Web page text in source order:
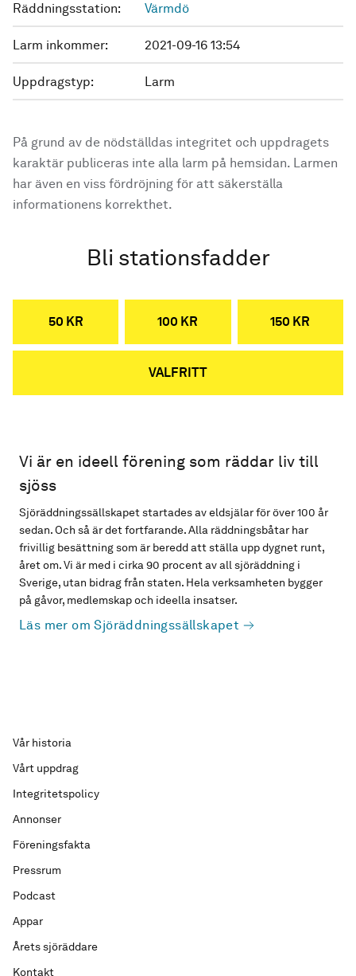
Räddningsstation: Värmdö
Larm inkommer: 2021-09-16 13:54
Uppdragstyp: Larm
På grund av de nödställdas integritet och uppdragets
karaktär publiceras inte alla larm på hemsidan. Larmen
har även en viss fördröjning för att säkerställa
informationens korrekthet.
Bli stationsfadder
50 KR 100 KR 150 KR
VALFRITT
Vi är en ideell förening som räddar liv till
sjöss
Sjöräddningssällskapet startades av eldsjälar för över 100 år
sedan. Och så är det fortfarande. Alla räddningsbåtar har
frivillig besättning som är beredd att ställa upp dygnet runt,
året om. Vi är med i cirka 90 procent av all sjöräddning i
Sverige, utan bidrag från staten. Hela verksamheten bygger
på gåvor, medlemskap och ideella insatser.
Läs mer om Sjöräddningssällskapet
Vår historia
Vårt uppdrag
Integritetspolicy
Annonser
Föreningsfakta
Pressrum
Podcast
Appar
Årets sjöräddare
Kontakt